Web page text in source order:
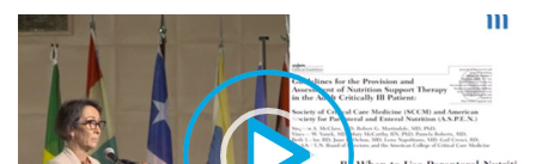
Reproductor
vídeo